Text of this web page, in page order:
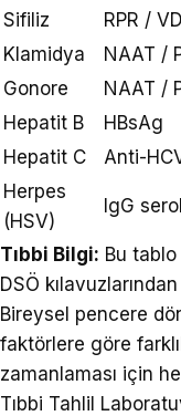
Sifiliz RPR /
Klamidya
NAAT /
Gonore
NAAT /
Hepatit B
HBsAg
Hepatit C
Anti-
Herpes
(HSV)
IgG
Tıbbi Bilgi: Bu tablo
DSÖ
Bireysel pencere
faktörlere göre
zamanlaması için
Tıbbi Tahlil